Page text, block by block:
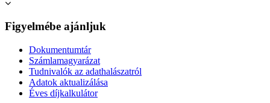
Figyelmébe ajánljuk
Dokumentumtár
Számlamagyarázat
Tudnivalók az adathalászatról
Adatok aktualizálása
Éves díjkalkulátor